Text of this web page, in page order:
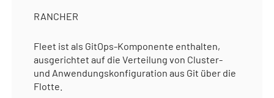
RANCHER
Fleet ist als GitOps-Komponente enthalten,
ausgerichtet auf die Verteilung von Cluster-
und Anwendungskonfiguration aus Git über die
Flotte.